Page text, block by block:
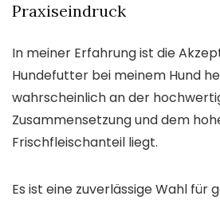
Praxiseindruck
In meiner Erfahrung ist die
Hundefutter bei meinem Hund
wahrscheinlich an der
Zusammensetzung und dem
Frischfleischanteil liegt.
Es ist eine zuverlässige Wahl für